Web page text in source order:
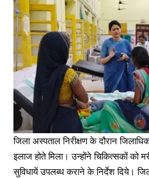
जिला अस्पताल निरीक्षण के दौरान
इलाज होते मिला। उन्होंने चिकित्सकों को
सुविधायें उपलब्ध कराने के निर्देश दिये।